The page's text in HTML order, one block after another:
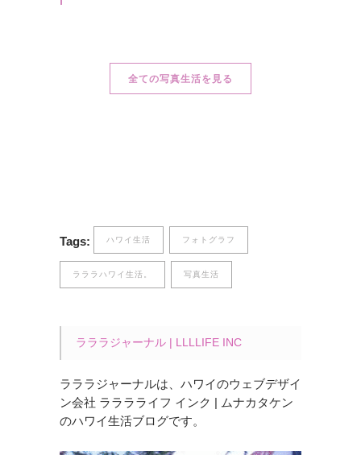
全ての写真生活を見る
Tags: ハワイ生活 フォトグラフ
ラララハワイ生活。 写真生活
ラララジャーナル | LLLLIFE INC
ラララジャーナルは、ハワイのウェブデザイ
ン会社 ラララライフ インク | ムナカタケン
のハワイ生活ブログです。